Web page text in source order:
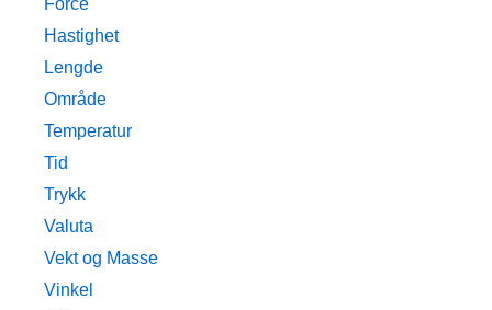
Force
Hastighet
Lengde
Område
Temperatur
Tid
Trykk
Valuta
Vekt og Masse
Vinkel